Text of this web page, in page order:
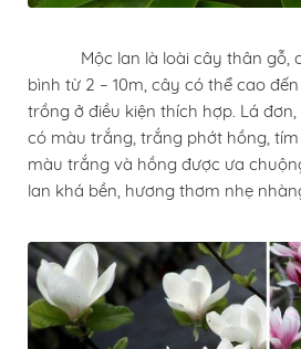
Mộc lan là loài cây thân gỗ,
bình từ 2 – 10m, cây có thể cao
trồng ở điều kiện thích hợp. Lá
có màu trắng, trắng phớt hồng,
màu trắng và hồng được ưa
lan khá bền, hương thơm nhẹ